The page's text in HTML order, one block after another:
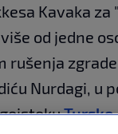
Kavaka
od jedne
rušenja
Nurdagi, u
Turske.